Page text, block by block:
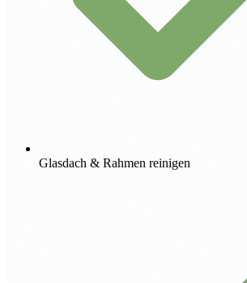
Glasdach & Rahmen reinigen